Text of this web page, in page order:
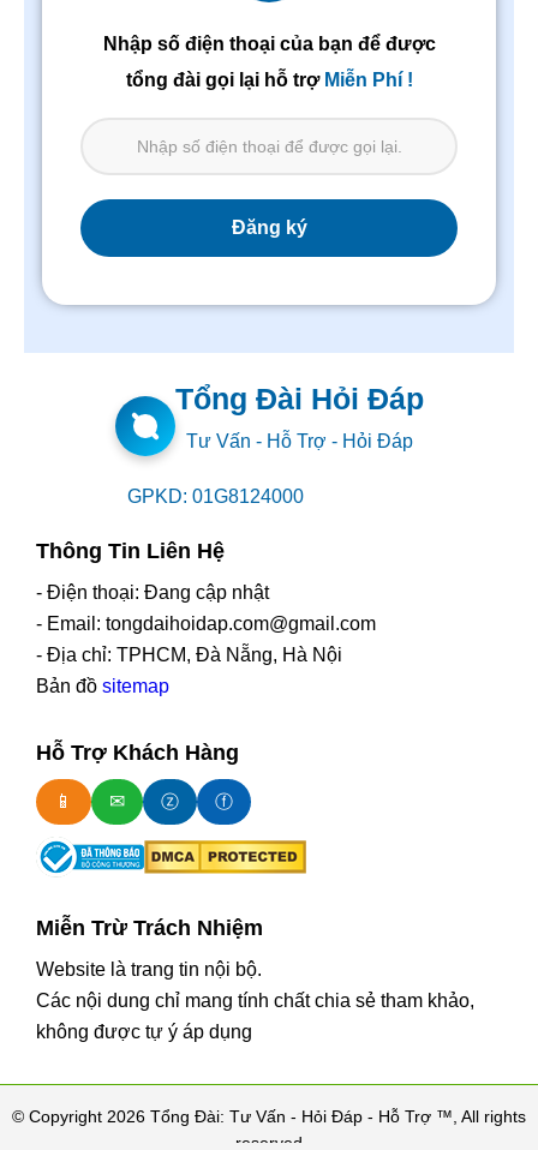
Nhập số điện thoại của bạn để được
tổng đài gọi lại hỗ trợ Miễn Phí !
Tổng Đài Hỏi Đáp
Tư Vấn - Hỗ Trợ - Hỏi Đáp
GPKD: 01G8124000
Thông Tin Liên Hệ
- Điện thoại: Đang cập nhật
- Email: tongdaihoidap.com@gmail.com
- Địa chỉ: TPHCM, Đà Nẵng, Hà Nội
Bản đồ sitemap
Hỗ Trợ Khách Hàng
📱 ✉ ⓩ ⓕ
Miễn Trừ Trách Nhiệm
Website là trang tin nội bộ.
Các nội dung chỉ mang tính chất chia sẻ tham khảo,
không được tự ý áp dụng
© Copyright 2026 Tổng Đài: Tư Vấn - Hỏi Đáp - Hỗ Trợ ™, All rights
reserved